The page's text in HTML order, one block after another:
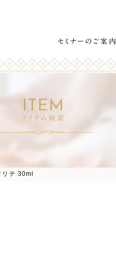
セミナーのご案内
ITEM
アイテム検索
リテ 30ml